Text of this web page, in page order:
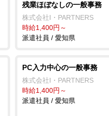
残業ほぼなしの一般事務
株式会社I・PARTNERS
時給1,400円～
派遣社員 / 愛知県
PC入力中心の一般事務
株式会社I・PARTNERS
時給1,400円～
派遣社員 / 愛知県